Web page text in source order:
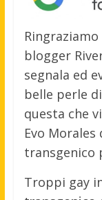
blogger
segnala ed
belle perle
questa che
Evo
transgenico
Troppi gay